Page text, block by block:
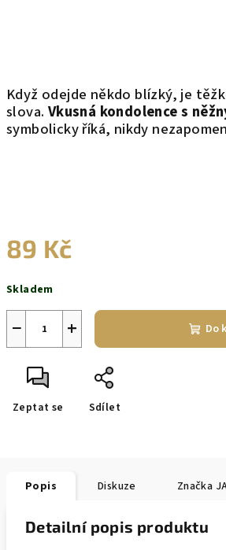
Když odejde někdo blízký, je
slova. Vkusná kondolence s
symbolicky říká, nikdy
89 Kč
cena:
Skladem
+
− Do
Zeptat se Sdílet
Popis Diskuze Značka
Detailní popis produktu